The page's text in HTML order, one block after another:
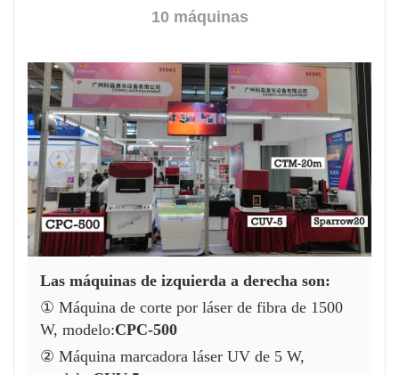
10 máquinas
Las máquinas de izquierda a derecha son:
① Máquina de corte por láser de fibra de 1500
W, modelo:CPC-500
② Máquina marcadora láser UV de 5 W,